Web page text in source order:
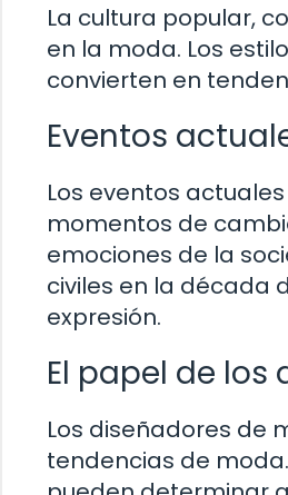
La cultura popular,
en la moda. Los
convierten en
Eventos
Los eventos
momentos de
emociones de la
civiles en la década
expresión.
El papel de
Los diseñadores de
tendencias de